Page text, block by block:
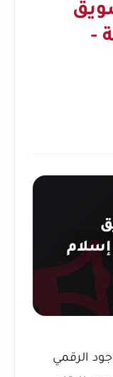
-
إسلام
الرقمي